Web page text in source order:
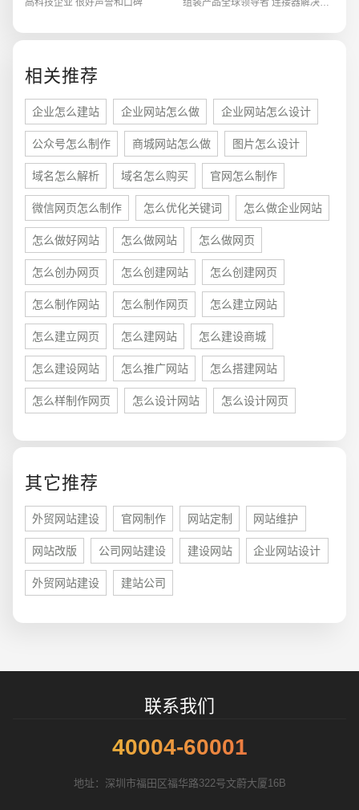
高科技企业 很好声誉和口碑 组装产品全球领导者 连接器解决方案
相关推荐
企业怎么建站 企业网站怎么做 企业网站怎么设计
公众号怎么制作 商城网站怎么做 图片怎么设计
域名怎么解析 域名怎么购买 官网怎么制作
微信网页怎么制作 怎么优化关键词 怎么做企业网站
怎么做好网站 怎么做网站 怎么做网页
怎么创办网页 怎么创建网站 怎么创建网页
怎么制作网站 怎么制作网页 怎么建立网站
怎么建立网页 怎么建网站 怎么建设商城
怎么建设网站 怎么推广网站 怎么搭建网站
怎么样制作网页 怎么设计网站 怎么设计网页
其它推荐
外贸网站建设 官网制作 网站定制 网站维护
网站改版 公司网站建设 建设网站 企业网站设计
外贸网站建设 建站公司
联系我们
40004-60001
地址：深圳市福田区福华路322号文蔚大厦16B
电商及系统平台开发 · 微信小程序开发 ·
招标项目